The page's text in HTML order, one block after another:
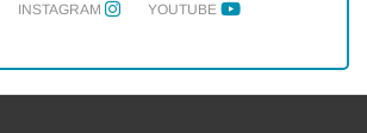
INSTAGRAM
YOUTUBE